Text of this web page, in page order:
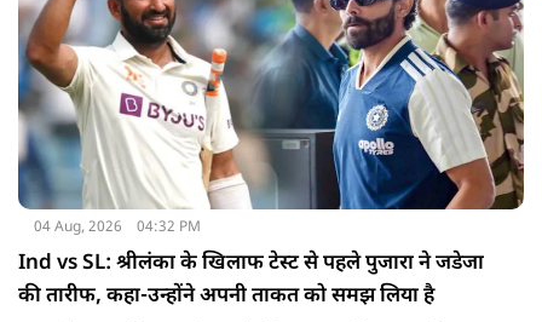
04 Aug, 2026 04:32 PM
Ind vs SL: श्रीलंका के खिलाफ टेस्ट से पहले पुजारा ने जडेजा
की तारीफ, कहा-उन्होंने अपनी ताकत को समझ लिया है